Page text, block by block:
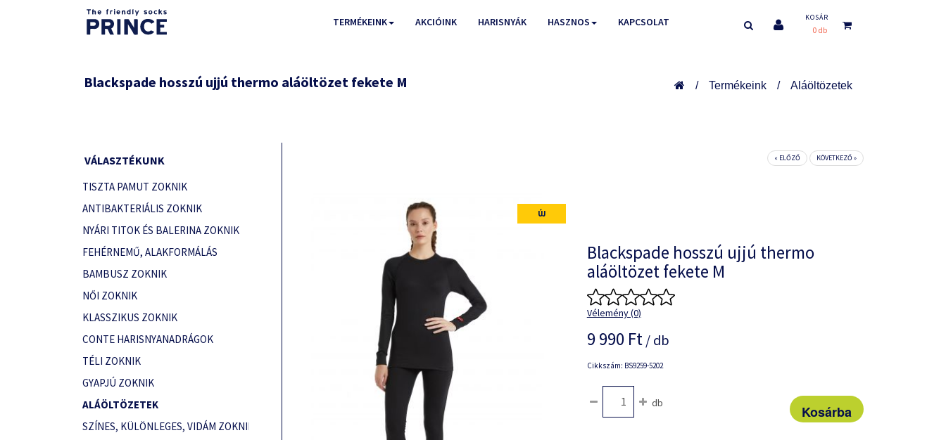
TERMÉKEINK AKCIÓINK HARISNYÁK HASZNOS KAPCSOLAT KOSÁR
0 db
Blackspade hosszú ujjú thermo aláöltözet fekete M Termékeink Aláöltözetek
VÁLASZTÉKUNK
TISZTA PAMUT ZOKNIK
ANTIBAKTERIÁLIS ZOKNIK
NYÁRI TITOK ÉS BALERINA ZOKNIK
FEHÉRNEMŰ, ALAKFORMÁLÁS
BAMBUSZ ZOKNIK
NŐI ZOKNIK
KLASSZIKUS ZOKNIK
CONTE HARISNYANADRÁGOK
TÉLI ZOKNIK
GYAPJÚ ZOKNIK
ALÁÖLTÖZETEK
SZÍNES, KÜLÖNLEGES, VIDÁM ZOKNIK
« ELŐZŐ KÖVETKEZŐ »
ÚJ
Blackspade hosszú ujjú thermo
aláöltözet fekete M
Vélemény (0)
9 990 Ft/ db
Cikkszám: BS9259-5202
db